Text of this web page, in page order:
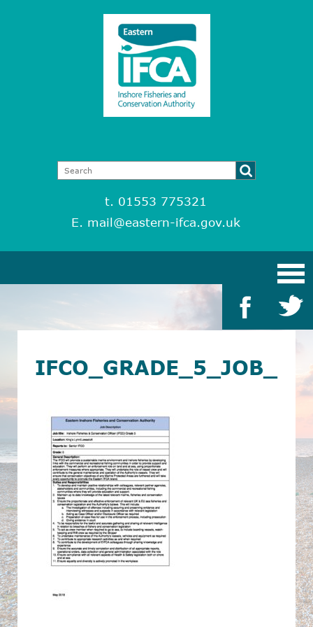
t. 01553 775321
E. mail@eastern-ifca.gov.uk